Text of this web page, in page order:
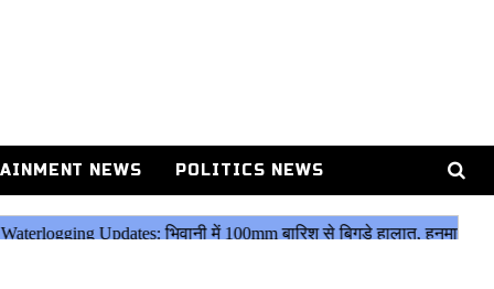
NEWS POLITICS NEWS